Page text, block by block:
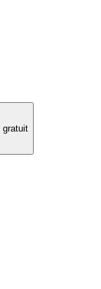
gratuit